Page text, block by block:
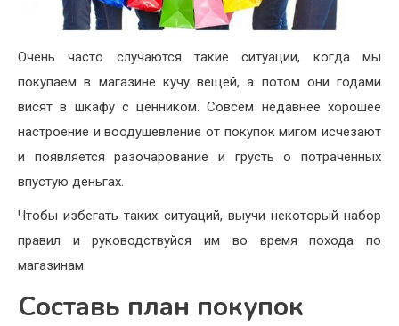
Очень часто случаются такие ситуации, когда мы
покупаем в магазине кучу вещей, а потом они годами
висят в шкафу с ценником. Совсем недавнее хорошее
настроение и воодушевление от покупок мигом исчезают
и появляется разочарование и грусть о потраченных
впустую деньгах.
Чтобы избегать таких ситуаций, выучи некоторый набор
правил и руководствуйся им во время похода по
магазинам.
Составь план покупок